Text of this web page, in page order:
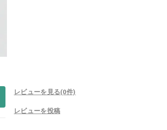
レビューを見る(0件)
レビューを投稿